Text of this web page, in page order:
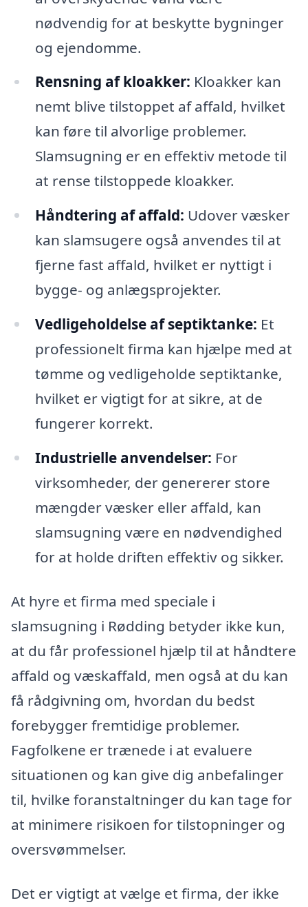
nødvendig for at beskytte bygninger
og ejendomme.
Rensning af kloakker: Kloakker kan
nemt blive tilstoppet af affald, hvilket
kan føre til alvorlige problemer.
Slamsugning er en effektiv metode til
at rense tilstoppede kloakker.
Håndtering af affald: Udover væsker
kan slamsugere også anvendes til at
fjerne fast affald, hvilket er nyttigt i
bygge- og anlægsprojekter.
Vedligeholdelse af septiktanke: Et
professionelt firma kan hjælpe med at
tømme og vedligeholde septiktanke,
hvilket er vigtigt for at sikre, at de
fungerer korrekt.
Industrielle anvendelser: For
virksomheder, der genererer store
mængder væsker eller affald, kan
slamsugning være en nødvendighed
for at holde driften effektiv og sikker.
At hyre et firma med speciale i
slamsugning i Rødding betyder ikke kun,
at du får professionel hjælp til at håndtere
affald og væskaffald, men også at du kan
få rådgivning om, hvordan du bedst
forebygger fremtidige problemer.
Fagfolkene er trænede i at evaluere
situationen og kan give dig anbefalinger
til, hvilke foranstaltninger du kan tage for
at minimere risikoen for tilstopninger og
oversvømmelser.
Det er vigtigt at vælge et firma, der ikke